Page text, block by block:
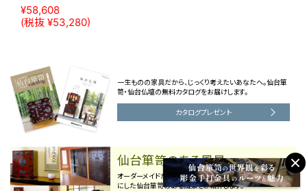
¥58,608
(税抜 ¥53,280)
一生ものの家具だから、じっくり考えたいあなたへ。仙台箪
笥・仙台仏壇の無料カタログをお届けします。
カタログプレゼント
仙台箪笥のある風景
オーダーメイドからリノベーションまで、お客様の希望を形
にした仙台箪笥のある風景をご紹介します。